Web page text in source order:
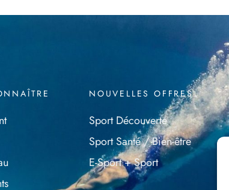
NOUVELLES OFFRES
Sport Découverte
Sport Santé / Bien-être
E-Sport + Sport